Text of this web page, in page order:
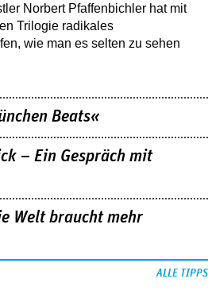
Norbert Pfaffenbichler hat mit
Trilogie radikales
wie man es selten zu sehen
Beats«
– Ein Gespräch mit
Welt braucht mehr
ALLE TIPPS